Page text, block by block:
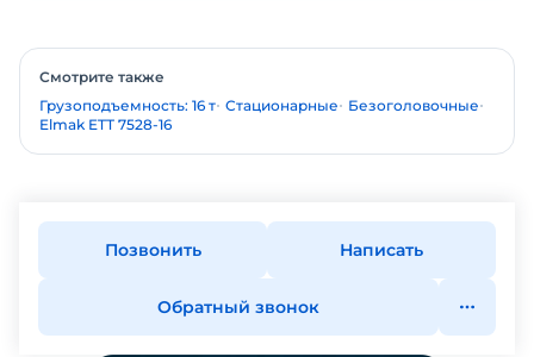
Смотрите также
Грузоподъемность: 16 т Стационарные
Безоголовочные
Elmak ETT 7528-16
Позвонить Написать
Обратный звонок